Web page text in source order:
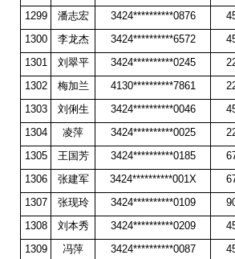
1299
潘志宏 3424**********0876
1300
李龙杰 3424**********6572
1301
刘翠平 3424**********0245
1302
梅加兰 4130**********7861
1303
刘俐生 3424**********0046
1304
凌萍 3424**********0025
1305
王国芳 3424**********0185
1306
张建军 3424**********001X
1307
张现玲 3424**********0109
1308
刘本秀 3424**********0209
1309
冯萍 3424**********0087